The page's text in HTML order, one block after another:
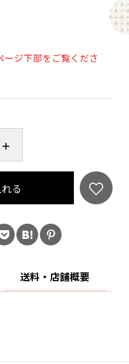
ジ下部をご覧くださ
る
送料・店舗概要